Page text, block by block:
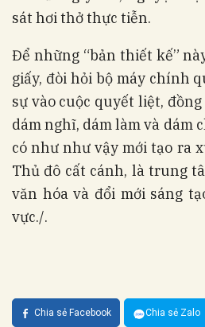
sát hơi thở thực tiễn.
Để những “bản thiết kế”
giấy, đòi hỏi bộ máy chính
sự vào cuộc quyết liệt,
dám nghĩ, dám làm và dám
có như như vậy mới tạo ra
Thủ đô cất cánh, là trung
văn hóa và đổi mới sáng
vực./.
Chia sẻ Facebook Chia sẻ Zalo